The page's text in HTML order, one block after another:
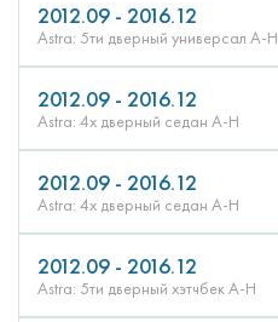
2012.09 - 2016.12
Astra: 5ти дверный универсал A-H
2012.09 - 2016.12
Astra: 4х дверный седан A-H
2012.09 - 2016.12
Astra: 4х дверный седан A-H
2012.09 - 2016.12
Astra: 5ти дверный хэтчбек A-H